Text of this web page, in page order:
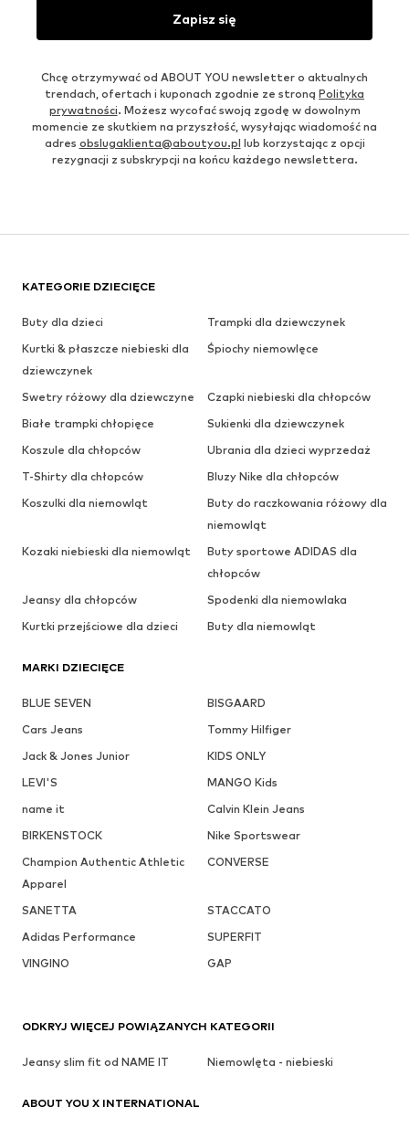
Zapisz się
Chcę otrzymywać od ABOUT YOU newsletter o aktualnych
trendach, ofertach i kuponach zgodnie ze stroną Polityka
prywatności. Możesz wycofać swoją zgodę w dowolnym
momencie ze skutkiem na przyszłość, wysyłając wiadomość na
adres obslugaklienta@aboutyou.pl lub korzystając z opcji
rezygnacji z subskrypcji na końcu każdego newslettera.
KATEGORIE DZIECIĘCE
Buty dla dzieci
Trampki dla dziewczynek
Kurtki & płaszcze niebieski dla
dziewczynek
Śpiochy niemowlęce
Swetry różowy dla dziewczyne
Czapki niebieski dla chłopców
Białe trampki chłopięce
Sukienki dla dziewczynek
Koszule dla chłopców
Ubrania dla dzieci wyprzedaż
T-Shirty dla chłopców
Bluzy Nike dla chłopców
Koszulki dla niemowląt
Buty do raczkowania różowy dla
niemowląt
Kozaki niebieski dla niemowląt
Buty sportowe ADIDAS dla
chłopców
Jeansy dla chłopców
Spodenki dla niemowlaka
Kurtki przejściowe dla dzieci
Buty dla niemowląt
MARKI DZIECIĘCE
BLUE SEVEN
BISGAARD
Cars Jeans
Tommy Hilfiger
Jack & Jones Junior
KIDS ONLY
LEVI'S
MANGO Kids
name it
Calvin Klein Jeans
BIRKENSTOCK
Nike Sportswear
Champion Authentic Athletic
Apparel
CONVERSE
SANETTA
STACCATO
Adidas Performance
SUPERFIT
VINGINO
GAP
ODKRYJ WIĘCEJ POWIĄZANYCH KATEGORII
Jeansy slim fit od NAME IT Niemowlęta - niebieski
ABOUT YOU X INTERNATIONAL